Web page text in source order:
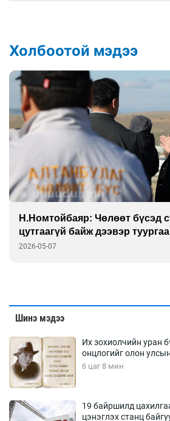
Холбоотой мэдээ
Н.Номтойбаяр: Чөлөөт бүсэд
цутгаагүй байж дээвэр
оролдож байгааг засна
2026-05-07
Шинэ мэдээ
Их зохиолчийн уран
онцлогийг олон
6 цаг 8 мин
19 байршилд
цэнэглэх станц